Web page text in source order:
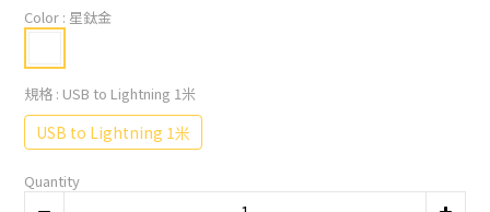
Color : 星鈦金
規格 : USB to Lightning 1米
USB to Lightning 1米
Quantity